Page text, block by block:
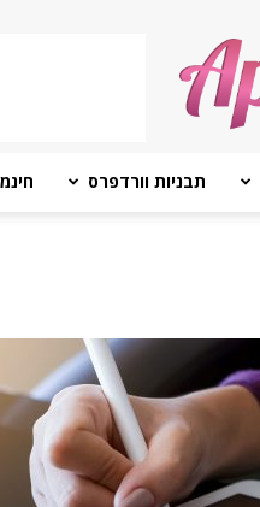
תבניות וורדפרס